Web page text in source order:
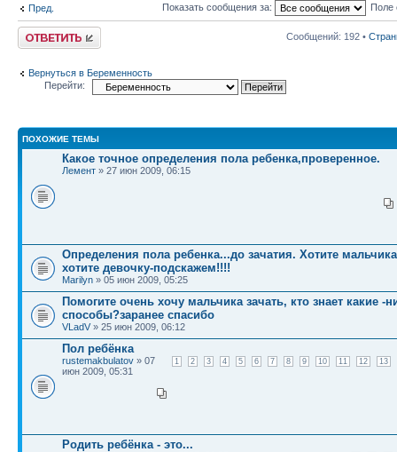
Пред. Показать сообщения за: Поле
Ответить Сообщений: 192 •
Вернуться в Беременность
Перейти:
ПОХОЖИЕ ТЕМЫ
Какое точное определения пола ребенка,проверенное.
Лемент » 27 июн 2009, 06:15
Определения пола ребенка...до зачатия. Хотите
хотите девочку-подскажем!!!!
Marilyn » 05 июн 2009, 05:25
Помогите очень хочу мальчика зачать, кто знает какие -
способы?заранее спасибо
VLadV » 25 июн 2009, 06:12
Пол ребёнка
1 2 3 4 5 6 7 8 9 10 11 12 13
rustemakbulatov » 07
июн 2009, 05:31
Родить ребёнка - это...